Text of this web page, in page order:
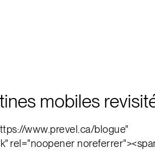
mobiles
www.prevel.ca/blogue"
rel="noopener